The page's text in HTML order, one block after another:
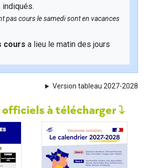
pas cours le samedi sont en vacances
cours a lieu le matin des jours
Version tableau 2027-2028
à télécharger